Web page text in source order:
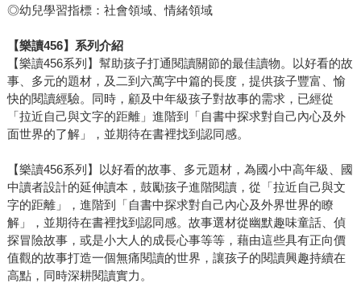
◎幼兒學習指標：社會領域、情緒領域
【樂讀456】系列介紹
【樂讀456系列】幫助孩子打通閱讀關節的最佳讀物。以好看的故
事、多元的題材，及二到六萬字中篇的長度，提供孩子豐富、愉
快的閱讀經驗。同時，顧及中年級孩子對故事的需求，已經從
「拉近自己與文字的距離」進階到「自書中探求對自己內心及外
面世界的了解」，並期待在書裡找到認同感。
【樂讀456系列】以好看的故事、多元題材，為國小中高年級、國
中讀者設計的延伸讀本，鼓勵孩子進階閱讀，從「拉近自己與文
字的距離」，進階到「自書中探求對自己內心及外界世界的瞭
解」，並期待在書裡找到認同感。故事選材從幽默趣味童話、偵
探冒險故事，或是小大人的成長心事等等，藉由這些具有正向價
值觀的故事打造一個無痛閱讀的世界，讓孩子的閱讀興趣持續在
高點，同時深耕閱讀實力。